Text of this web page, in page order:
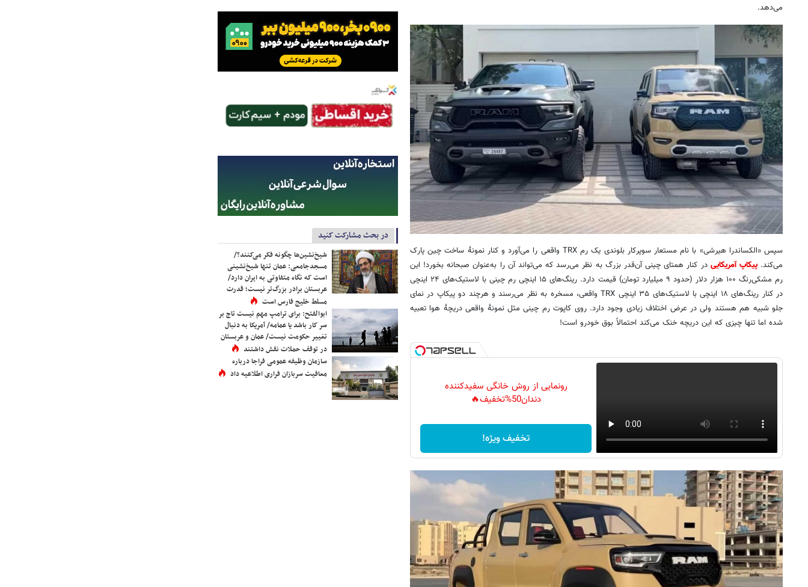
می‌دهد.
سپس «الکساندرا هیرشی» با نام مستعار سوپرکار بلوندی یک رم TRX واقعی را می‌آورد و کنار نمونهٔ ساخت چین پارک
می‌کند.پیکاپ آمریکایی در کنار همتای چینی آن‌قدر بزرگ به نظر می‌رسد که می‌تواند آن را به‌عنوان صبحانه بخورد! این
رم مشکی‌رنگ ۱۰۰ هزار دلار (حدود ۹ میلیارد تومان) قیمت دارد. رینگ‌های ۱۵ اینچی رم چینی با لاستیک‌های ۲۴ اینچی
در کنار رینگ‌های ۱۸ اینچی با لاستیک‌های ۳۵ اینچی TRX واقعی، مسخره به نظر می‌رسند و هرچند دو پیکاپ در نمای
جلو شبیه هم هستند ولی در عرض اختلاف زیادی وجود دارد. روی کاپوت رم چینی مثل نمونهٔ واقعی دریچهٔ هوا تعبیه
شده اما تنها چیزی که این دریچه خنک می‌کند احتمالاً بوق خودرو است!
رونمایی از روش خانگی سفیدکننده
دندان50%تخفیف🔥
تخفیف ویژه!
در بحث مشارکت کنید
شیخ‌نشین‌ها چگونه فکر می‌کنند؟/
مسجدجامعی: عمان تنها شیخ‌نشینی
است که نگاه متفاوتی به ایران دارد/
عربستان برادر بزرگ‌تر نیست؛ قدرت
مسلط خلیج فارس است
ابوالفتح: برای ترامپ مهم نیست تاج بر
سر کار باشد یا عمامه/ آمریکا به دنبال
تغییر حکومت نیست/ عمان و عربستان
در توقف حملات نقش داشتند
سازمان وظیفه عمومی فراجا درباره
معافیت سربازان فراری اطلاعیه داد